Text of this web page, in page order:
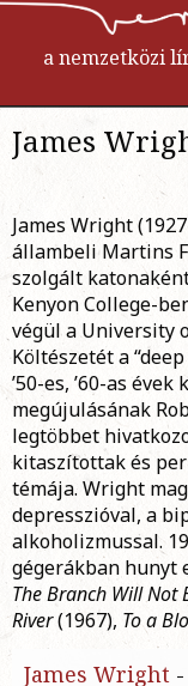
a nemzetközi
James
James Wright
állambeli Martins
szolgált
Kenyon College-
végül a University
Költészetét a
’50-es, ’60-as
megújulásának
legtöbbet
kitaszítottak és
témája. Wright
depresszióval, a
alkoholizmussal.
gégerákban hunyt
The Branch Will Not
River(1967), To a
James Wright -